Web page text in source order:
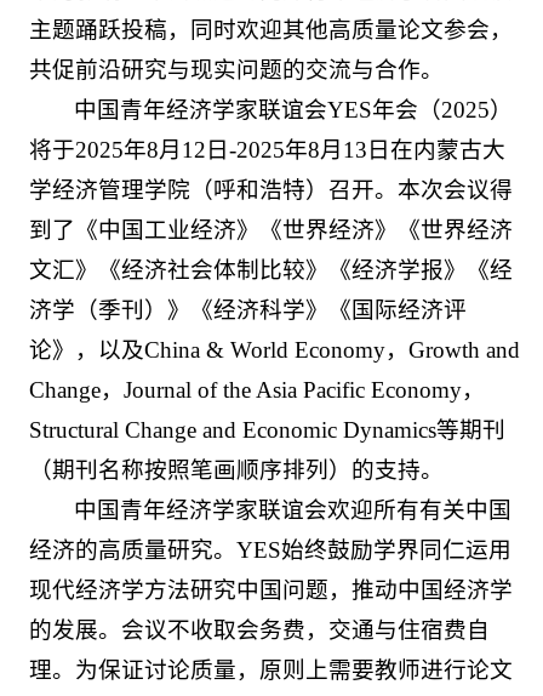
主题踊跃投稿，同时欢迎其他高质量论文参会，
共促前沿研究与现实问题的交流与合作。
中国青年经济学家联谊会YES年会（2025）
将于2025年8月12日-2025年8月13日在内蒙古大
学经济管理学院（呼和浩特）召开。本次会议得
到了《中国工业经济》《世界经济》《世界经济
文汇》《经济社会体制比较》《经济学报》《经
济学（季刊）》《经济科学》《国际经济评
论》，以及China & World Economy，Growth and
Change，Journal of the Asia Pacific Economy，
Structural Change and Economic Dynamics等期刊
（期刊名称按照笔画顺序排列）的支持。
中国青年经济学家联谊会欢迎所有有关中国
经济的高质量研究。YES始终鼓励学界同仁运用
现代经济学方法研究中国问题，推动中国经济学
的发展。会议不收取会务费，交通与住宿费自
理。为保证讨论质量，原则上需要教师进行论文